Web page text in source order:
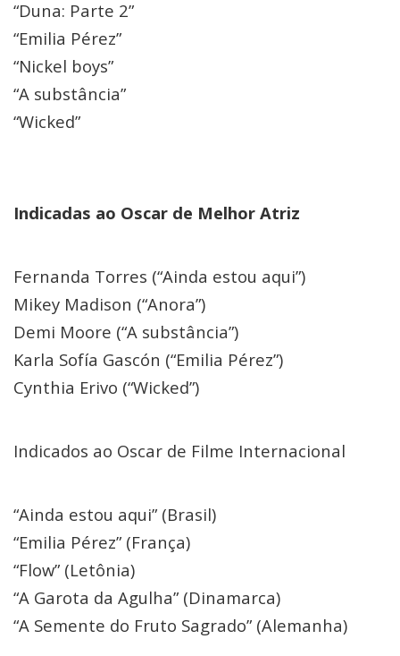
“Duna: Parte 2”
“Emilia Pérez”
“Nickel boys”
“A substância”
“Wicked”
Indicadas ao Oscar de Melhor Atriz
Fernanda Torres (“Ainda estou aqui”)
Mikey Madison (“Anora”)
Demi Moore (“A substância”)
Karla Sofía Gascón (“Emilia Pérez”)
Cynthia Erivo (“Wicked”)
Indicados ao Oscar de Filme Internacional
“Ainda estou aqui” (Brasil)
“Emilia Pérez” (França)
“Flow” (Letônia)
“A Garota da Agulha” (Dinamarca)
“A Semente do Fruto Sagrado” (Alemanha)